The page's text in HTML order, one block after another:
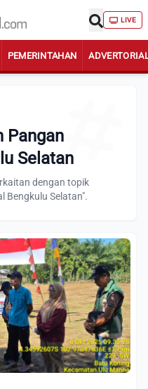
LIVE
PEMERINTAHAN
Pangan
Selatan
dengan topik
Bengkulu Selatan".